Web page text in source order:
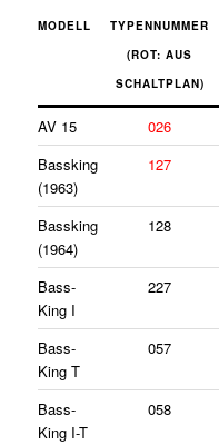
MODELL
TYPENNUMMER
(ROT: AUS
SCHALTPLAN)
AV 15 026
Bassking
(1963)
127
Bassking
(1964)
128
Bass-
King I
227
Bass-
King T
057
Bass-
King I-T
058